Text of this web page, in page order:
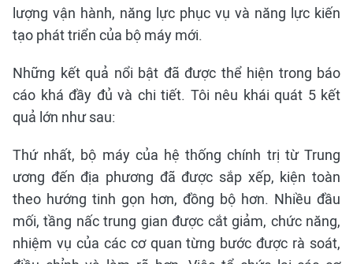
lượng vận hành, năng lực phục vụ và năng lực kiến
tạo phát triển của bộ máy mới.
Những kết quả nổi bật đã được thể hiện trong báo
cáo khá đầy đủ và chi tiết. Tôi nêu khái quát 5 kết
quả lớn như sau:
Thứ nhất, bộ máy của hệ thống chính trị từ Trung
ương đến địa phương đã được sắp xếp, kiện toàn
theo hướng tinh gọn hơn, đồng bộ hơn. Nhiều đầu
mối, tầng nấc trung gian được cắt giảm, chức năng,
nhiệm vụ của các cơ quan từng bước được rà soát,